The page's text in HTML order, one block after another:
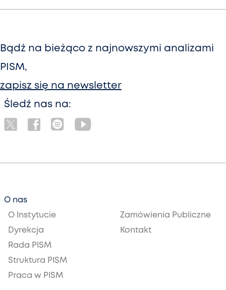
Bądź na bieżąco z najnowszymi analizami
PISM,
zapisz się na newsletter
Śledź nas na:
O nas
O Instytucie
Dyrekcja
Rada PISM
Struktura PISM
Praca w PISM
Zamówienia Publiczne
Kontakt